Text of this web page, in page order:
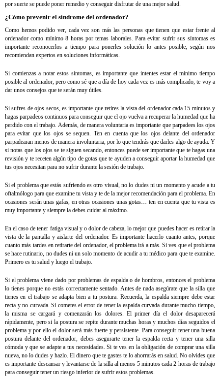
por suerte se puede poner remedio y conseguir disfrutar de una mejor salud.
¿Cómo prevenir el síndrome del ordenador?
Como hemos podido ver, cada vez son más las personas que tienen que estar frente al
ordenador como mínimo 8 horas por temas laborales. Para evitar sufrir sus síntomas es
importante reconocerlos a tiempo para ponerles solución lo antes posible, según nos
recomiendan expertos en soluciones informáticas.
Si comienzas a notar estos síntomas, es importante que intentes estar el mínimo tiempo
posible al ordenador, pero como sé que a día de hoy cada vez es más complicado, te voy a
dar unos consejos que te serán muy útiles.
Si sufres de ojos secos, es importante que retires la vista del ordenador cada 15 minutos y
hagas parpadeos continuos para conseguir que el ojo vuelva a recuperar la humedad que ha
perdido con el trabajo. Además, de manera voluntaria es importante que parpadees los ojos
para evitar que los ojos se sequen. Ten en cuenta que los ojos delante del ordenador
parpadearan menos de manera involuntaria, por lo que tendrás que darles algo de ayuda. Y
si notas que los ojos se te siguen secando, entonces puede ser importante que te hagas una
revisión y te receten algún tipo de gotas que te ayuden a conseguir aportar la humedad que
tus ojos necesitan para no sufrir durante la sesión de trabajo.
Si el problema que estás sufriendo es otro visual, no lo dudes ni un momento y acude a tu
oftalmólogo para que examine tu vista y te de la mejor recomendación para el problema. En
ocasiones serán unas gafas, en otras ocasiones unas gotas… ten en cuenta que tu vista es
muy importante y siempre la debes cuidar al máximo.
En el caso de tener fatiga visual y o dolor de cabeza, lo mejor que puedes hacer es retirar la
vista de la pantalla y aislarte del ordenador. Es importante hacerlo cuanto antes, porque
cuanto más tardes en retirarte del ordenador, el problema irá a más. Si ves que el problema
se hace rutinario, no dudes ni un solo momento de acudir a tu médico para que te examine.
Primero es tu salud y luego el trabajo.
Si el problema viene dado por problemas de espalda o de hombros, entonces el problema
lo tienes porque no estás correctamente sentado. Antes de nada asegúrate que la silla que
tienes en el trabajo se adapta bien a tu postura. Recuerda, la espalda siempre debe estar
recta y no curvada. Si cometes el error de tener la espalda curvada durante mucho tiempo,
la misma se cargará y comenzarán los dolores. El primer día el dolor desaparecerá
rápidamente, pero si la postura se repite durante muchas horas y muchos días seguidos el
problema y por ello el dolor será más fuerte y persistente. Para conseguir tener una buena
postura delante del ordenador, debes asegurarte tener la espalda recta y tener una silla
cómoda y que se adapte a tus necesidades. Si te ves en la obligación de comprar una silla
nueva, no lo dudes y hazlo. El dinero que te gastes te lo ahorrarás en salud. No olvides que
es importante descansar y levantarse de la silla al menos 5 minutos cada 2 horas de trabajo
para conseguir tener un riesgo inferior de sufrir estos problemas.